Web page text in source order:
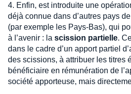
4. Enfin, est introduite une
déjà connue dans d’autres pays
(par exemple les Pays-Bas), qui
à l’avenir : la scission partielle.
dans le cadre d’un apport partiel
des scissions, à attribuer les titres
bénéficiaire en rémunération de
société apporteuse, mais